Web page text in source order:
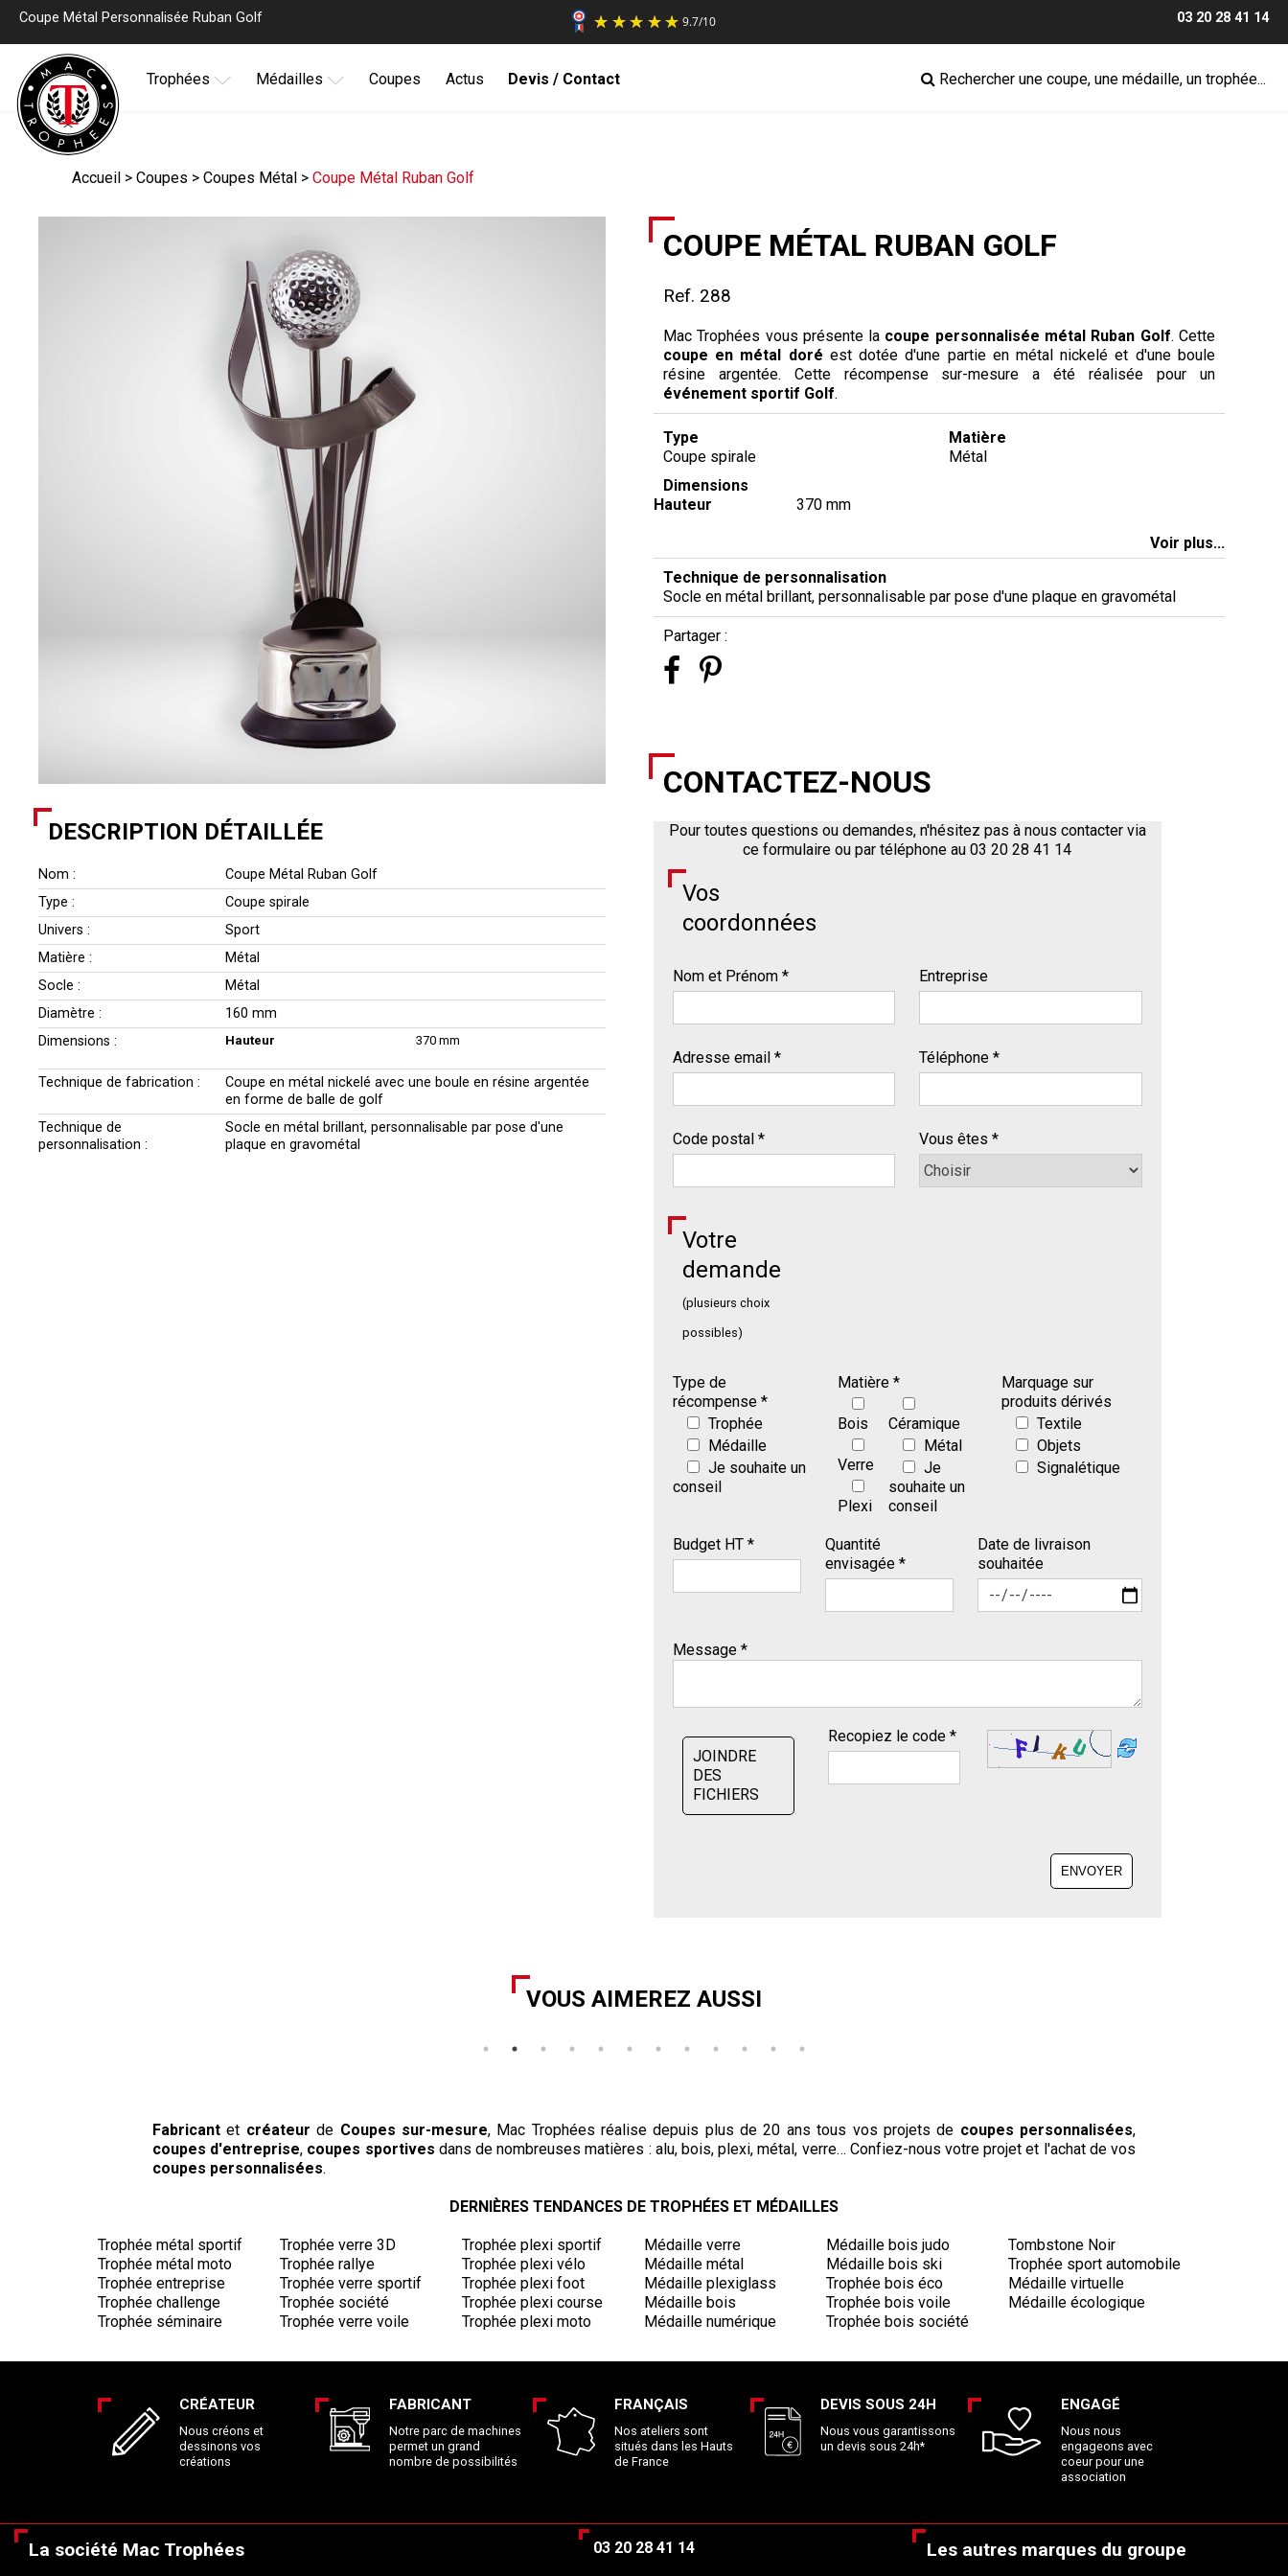
Coupe Métal Personnalisée Ruban Golf 03 20 28 41 14
Trophées Médailles Coupes Actus Devis / Contact Rechercher une coupe, une médaille, un trophée...
Accueil > Coupes > Coupes Métal > Coupe Métal Ruban Golf
DESCRIPTION DÉTAILLÉE
Nom :
Coupe Métal Ruban Golf
Type :
Coupe spirale
Univers :
Sport
Matière :
Métal
Socle :
Métal
Diamètre :
160 mm
Dimensions :
Hauteur 370 mm
Technique de fabrication :
Coupe en métal nickelé avec une boule en résine argentée
en forme de balle de golf
Technique de
personnalisation :
Socle en métal brillant, personnalisable par pose d'une
plaque en gravométal
COUPE MÉTAL RUBAN GOLF
Ref. 288
Mac Trophées vous présente la coupe personnalisée métal Ruban Golf. Cette
coupe en métal doré est dotée d'une partie en métal nickelé et d'une boule
résine argentée. Cette récompense sur-mesure a été réalisée pour un
événement sportif Golf.
Type
Coupe spirale
Dimensions
Hauteur
370 mm
Matière
Métal
Voir plus...
Technique de personnalisation
Socle en métal brillant, personnalisable par pose d'une plaque en gravométal
Partager :
CONTACTEZ-NOUS
Pour toutes questions ou demandes, n'hésitez pas à nous contacter via
ce formulaire ou par téléphone au 03 20 28 41 14
Vos
coordonnées
Nom et Prénom * Entreprise
Adresse email * Téléphone *
Code postal * Vous êtes *
Votre
demande
(plusieurs choix
possibles)
Type de
récompense *
Trophée
Médaille
Je souhaite un
conseil
Matière *
Bois
Verre
Plexi
Céramique
Métal
Je
souhaite un
conseil
Marquage sur
produits dérivés
Textile
Objets
Signalétique
Budget HT *
Quantité
envisagée *
Date de livraison
souhaitée
Message *
JOINDRE
DES
FICHIERS
Recopiez le code *
ENVOYER
VOUS AIMEREZ AUSSI
Fabricant et créateur de Coupes sur-mesure, Mac Trophées réalise depuis plus de 20 ans tous vos projets de coupes personnalisées,
coupes d'entreprise, coupes sportives dans de nombreuses matières : alu, bois, plexi, métal, verre… Confiez-nous votre projet et l'achat de vos
coupes personnalisées.
DERNIÈRES TENDANCES DE TROPHÉES ET MÉDAILLES
Trophée métal sportif
Trophée métal moto
Trophée entreprise
Trophée challenge
Trophée séminaire
Trophée verre 3D
Trophée rallye
Trophée verre sportif
Trophée société
Trophée verre voile
Trophée plexi sportif
Trophée plexi vélo
Trophée plexi foot
Trophée plexi course
Trophée plexi moto
Médaille verre
Médaille métal
Médaille plexiglass
Médaille bois
Médaille numérique
Médaille bois judo
Médaille bois ski
Trophée bois éco
Trophée bois voile
Trophée bois société
Tombstone Noir
Trophée sport automobile
Médaille virtuelle
Médaille écologique
CRÉATEUR
Nous créons et
dessinons vos
créations
FABRICANT
Notre parc de machines
permet un grand
nombre de possibilités
FRANÇAIS
Nos ateliers sont
situés dans les Hauts
de France
DEVIS SOUS 24H
Nous vous garantissons
un devis sous 24h*
ENGAGÉ
Nous nous
engageons avec
coeur pour une
association
La société Mac Trophées 03 20 28 41 14 Les autres marques du groupe